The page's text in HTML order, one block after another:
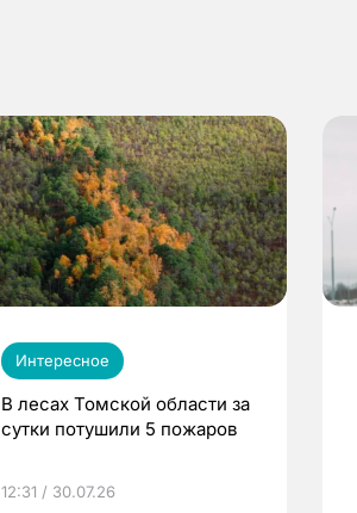
Интересное
В лесах Томской области за
сутки потушили 5 пожаров
12:31 / 30.07.26